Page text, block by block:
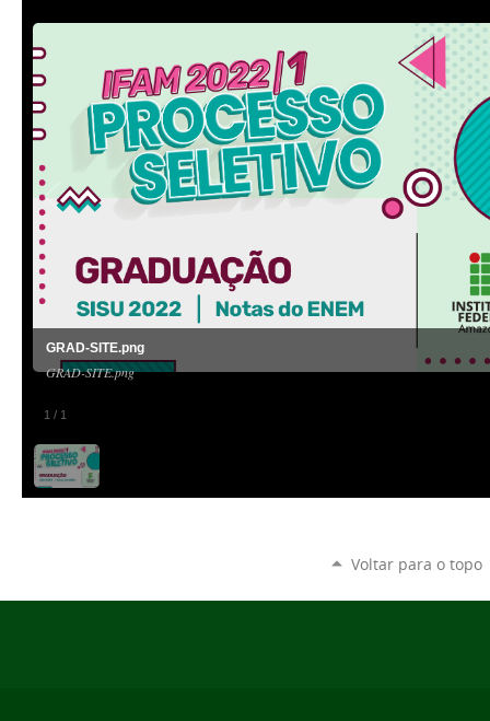
1 / 1
GRAD-SITE.png
GRAD-SITE.png
Voltar para o topo